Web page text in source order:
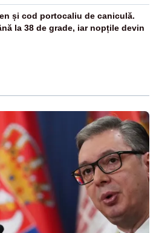
și cod portocaliu de caniculă.
la 38 de grade, iar nopțile devin